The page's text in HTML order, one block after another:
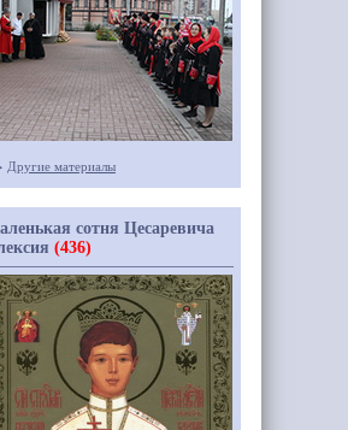
Другие материалы
сотня Цесаревича
(436)